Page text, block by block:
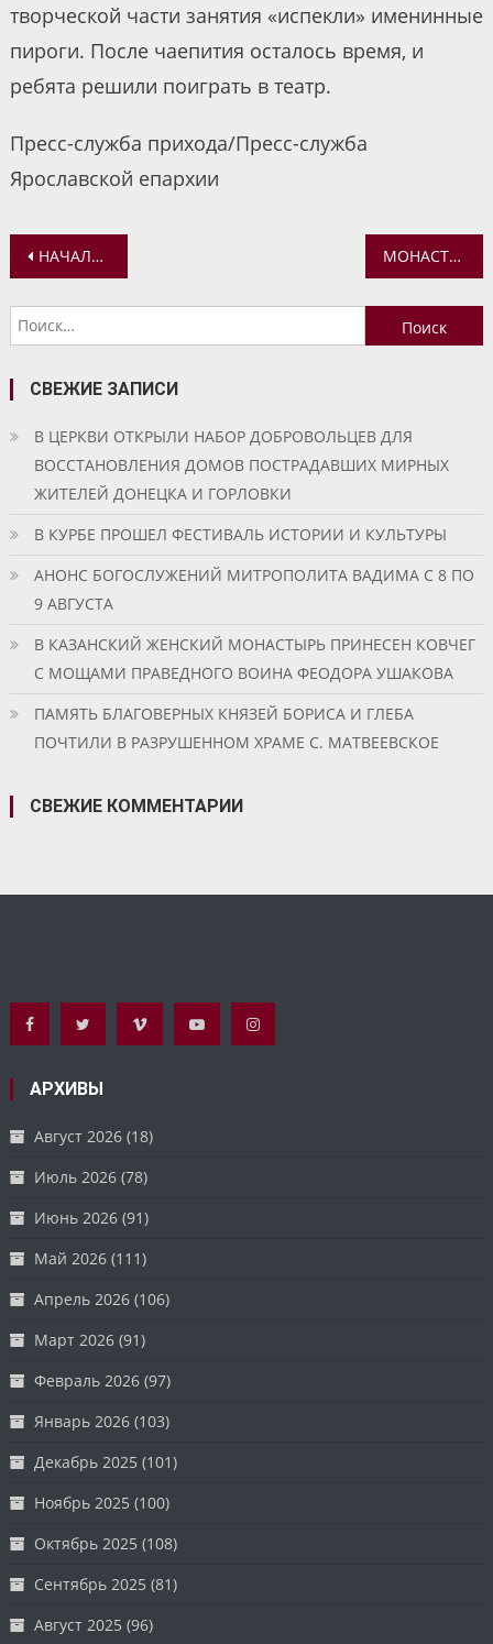
творческой части занятия «испекли» именинные
пироги. После чаепития осталось время, и
ребята решили поиграть в театр.
Пресс-служба прихода/Пресс-служба
Ярославской епархии
Навигация
по
записям
НАЧАЛИСЬ ЗАНЯТИЯ ПО РУКОДЕЛИЮ В «ШКОЛЕ ДОБРОГО ТВОРЧЕСТВА» МОНАСТЫРСКОЕ РУКОДЕЛИЕ
Найти:
СВЕЖИЕ ЗАПИСИ
В ЦЕРКВИ ОТКРЫЛИ НАБОР ДОБРОВОЛЬЦЕВ ДЛЯ
ВОССТАНОВЛЕНИЯ ДОМОВ ПОСТРАДАВШИХ МИРНЫХ
ЖИТЕЛЕЙ ДОНЕЦКА И ГОРЛОВКИ
В КУРБЕ ПРОШЕЛ ФЕСТИВАЛЬ ИСТОРИИ И КУЛЬТУРЫ
АНОНС БОГОСЛУЖЕНИЙ МИТРОПОЛИТА ВАДИМА С 8 ПО
9 АВГУСТА
В КАЗАНСКИЙ ЖЕНСКИЙ МОНАСТЫРЬ ПРИНЕСЕН КОВЧЕГ
С МОЩАМИ ПРАВЕДНОГО ВОИНА ФЕОДОРА УШАКОВА
ПАМЯТЬ БЛАГОВЕРНЫХ КНЯЗЕЙ БОРИСА И ГЛЕБА
ПОЧТИЛИ В РАЗРУШЕННОМ ХРАМЕ С. МАТВЕЕВСКОЕ
СВЕЖИЕ КОММЕНТАРИИ
АРХИВЫ
Август 2026 (18)
Июль 2026 (78)
Июнь 2026 (91)
Май 2026 (111)
Апрель 2026 (106)
Март 2026 (91)
Февраль 2026 (97)
Январь 2026 (103)
Декабрь 2025 (101)
Ноябрь 2025 (100)
Октябрь 2025 (108)
Сентябрь 2025 (81)
Август 2025 (96)